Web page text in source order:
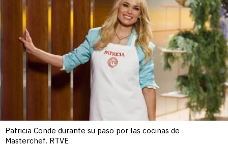
Patricia Conde durante su paso por las cocinas de
Masterchef. RTVE